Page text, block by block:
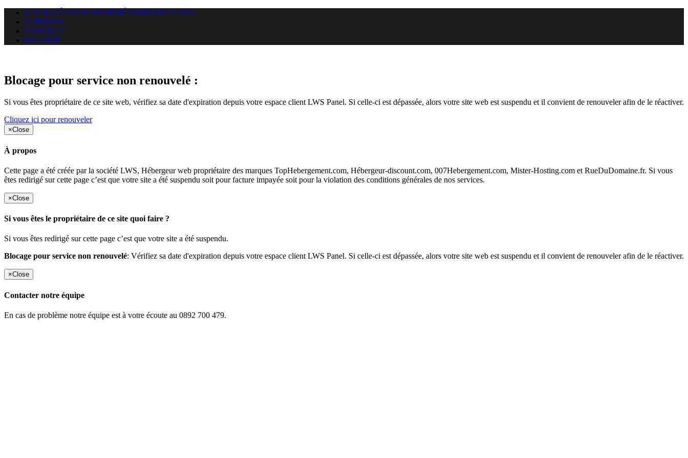
SI VOUS ÊTES LE PROPRIÉTAIRE DE CE SITE
A PROPOS
CONTACT
ENGLISH
Blocage pour service non renouvelé :
Si vous êtes propriétaire de ce site web, vérifiez sa date d'expiration depuis votre espace client LWS Panel. Si celle-ci est dépassée, alors votre site web est suspendu et il convient de renouveler afin de le réactiver.
Cliquez ici pour renouveler
×Close
À propos
Cette page a été créée par la société LWS, Hébergeur web propriétaire des marques TopHebergement.com, Hébergeur-discount.com, 007Hebergement.com, Mister-Hosting.com et RueDuDomaine.fr. Si vous
êtes redirigé sur cette page c’est que votre site a été suspendu soit pour facture impayée soit pour la violation des conditions générales de nos services.
×Close
Si vous êtes le propriétaire de ce site quoi faire ?
Si vous êtes redirigé sur cette page c’est que votre site a été suspendu.
Blocage pour service non renouvelé: Vérifiez sa date d'expiration depuis votre espace client LWS Panel. Si celle-ci est dépassée, alors votre site web est suspendu et il convient de renouveler afin de le réactiver.
×Close
Contacter notre équipe
En cas de problème notre équipe est à votre écoute au 0892 700 479.